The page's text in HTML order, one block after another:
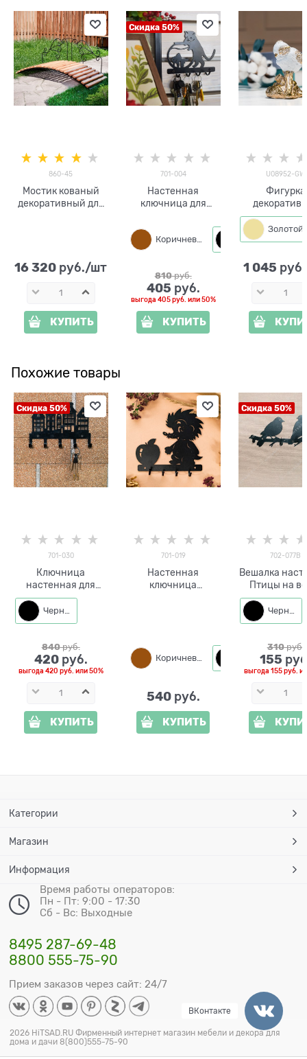
860-45
Мостик кованый
декоративный для
16 320 руб./шт
КУПИТЬ
Скидка 50%
701-004
Настенная
ключница для
Коричневый Черный
810 руб.
405 руб.
выгода 405 руб. или50%
КУПИТЬ
U08952-GW
Фигурка
Птичка U08952-GW
полистоун h= 11см
цв. золотой с
1 045
Похожие товары
Скидка 50%
701-030
Ключница
настенная для
прихожей
Черный
840 руб.
420 руб.
выгода 420 руб. или50%
КУПИТЬ
701-019
Настенная
ключница
Коричневый Черный
540 руб.
КУПИТЬ
Скидка 50%
702-077B
Вешалка
Птицы на
702-077
Черный
310 руб.
155
выгода 155 руб.
Категории
Магазин
Информация
Время работы операторов:
Пн - Пт: 9:00 - 17:30
Сб - Вс: Выходные
8495 287-69-48
8800 555-75-90
Прием заказов через сайт: 24/7
2026 HiTSAD.RU Фирменный интернет магазин мебели и декора для
дома и дачи 8(800)555-75-90
ВКонтакте